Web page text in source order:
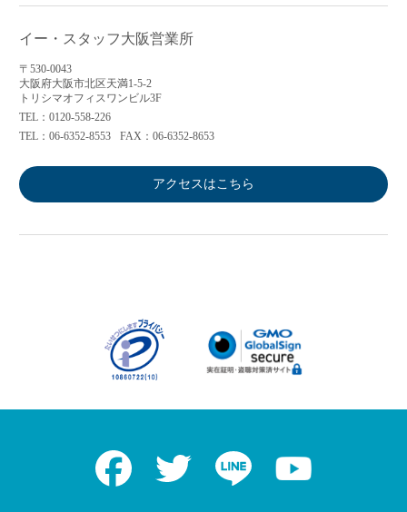
イー・スタッフ大阪営業所
〒530-0043
大阪府大阪市北区天満1-5-2
トリシマオフィスワンビル3F
TEL：0120-558-226
TEL：06-6352-8553
FAX：06-6352-8653
アクセスはこちら
Facebook Twitter LINE